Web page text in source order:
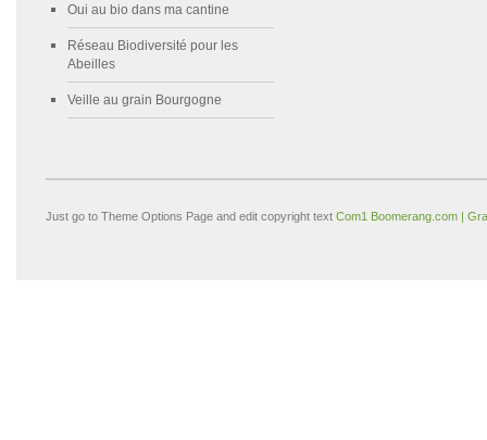
Oui au bio dans ma cantine
Réseau Biodiversité pour les
Abeilles
Veille au grain Bourgogne
Just go to Theme Options Page and edit copyright text Com1 Boomerang.com |